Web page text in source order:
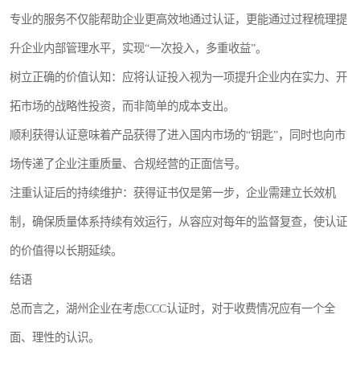
专业的服务不仅能帮助企业更高效地通过认证，更能通过过程梳理提
升企业内部管理水平，实现“一次投入，多重收益”。
树立正确的价值认知：应将认证投入视为一项提升企业内在实力、开
拓市场的战略性投资，而非简单的成本支出。
顺利获得认证意味着产品获得了进入国内市场的“钥匙”，同时也向市
场传递了企业注重质量、合规经营的正面信号。
注重认证后的持续维护：获得证书仅是第一步，企业需建立长效机
制，确保质量体系持续有效运行，从容应对每年的监督复查，使认证
的价值得以长期延续。
结语
总而言之，湖州企业在考虑CCC认证时，对于收费情况应有一个全
面、理性的认识。